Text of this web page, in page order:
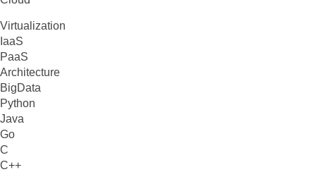
Virtualization
IaaS
PaaS
Architecture
BigData
Python
Java
Go
C
C++